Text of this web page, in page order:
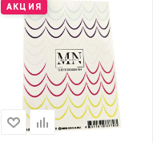
АКЦИЯ